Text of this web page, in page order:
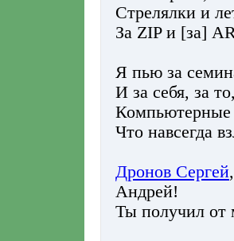
Стрелялки и
За ZIP и [за]
Я пью за
И за себя, за
Что навсегда
Дронов Сергей
Андрей!
Ты получил от